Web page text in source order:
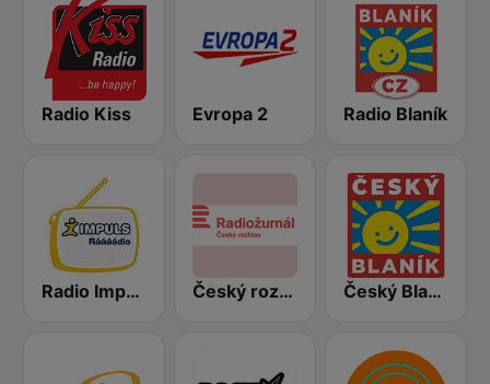
Radio Kiss Evropa 2 Radio Blaník
Radio Impuls Český rozhlas Radiožurnál Český Blaník